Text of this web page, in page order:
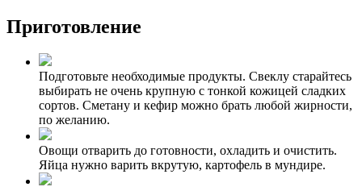
Приготовление
Подготовьте необходимые продукты. Свеклу старайтесь
выбирать не очень крупную с тонкой кожицей сладких
сортов. Сметану и кефир можно брать любой жирности,
по желанию.
Овощи отварить до готовности, охладить и очистить.
Яйца нужно варить вкрутую, картофель в мундире.